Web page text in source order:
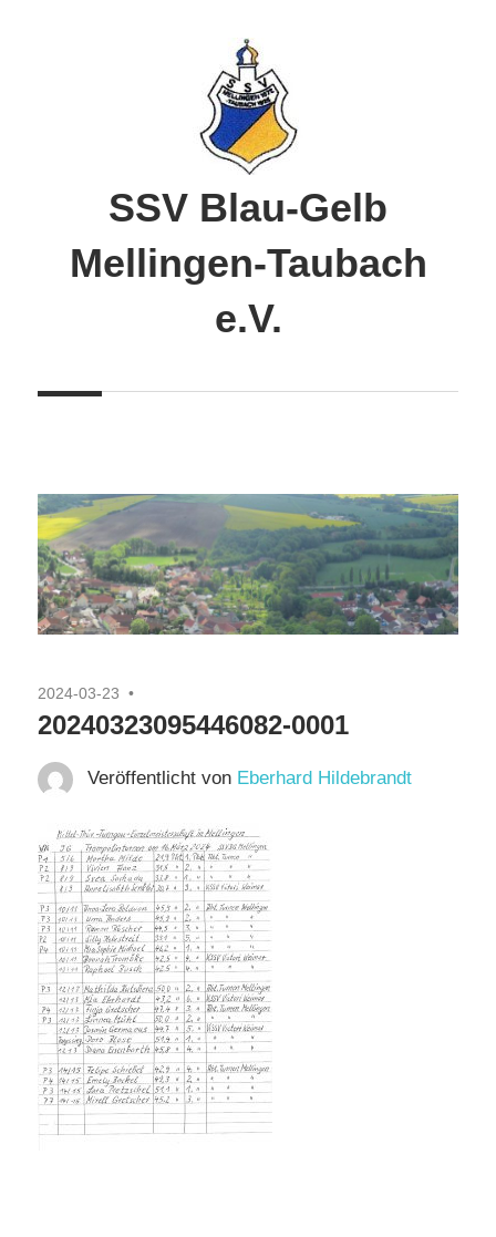
SSV Blau-Gelb
Mellingen-Taubach
e.V.
2024-03-23
20240323095446082-0001
Veröffentlicht von Eberhard Hildebrandt